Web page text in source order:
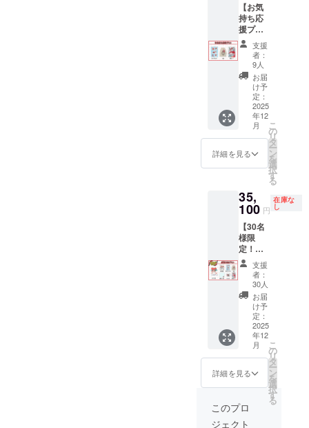
【お気
持ち応
援プラ
ン】 ・
マルチ
ステッ
カー 1
点 ・巾
着 1点
・記念
カー
ド 1点
画像は
イメー
ジで
消費税
（10%
）と送
料660円
を含ん
でおり
ます。
支援
者：
9人
お届
け予
定：
2025
年12
月
詳細を見る
こ
の
リ
タ
ー
ン
を
選
択
す
る
35,
100 円
在庫な
し
【30名
様限
定！】
直筆色
紙プラ
いぐる
み 1点
・直筆
色紙 1
点 ・マ
ルチス
テッ
カー 1
点 ・巾
着 1点
・刺繍
ハンカ
チ 1点
支援
者：
30人
お届
け予
定：
2025
年12
月
詳細を見る
こ
の
リ
タ
ー
ン
を
選
択
す
る
このプロ
ジェクト